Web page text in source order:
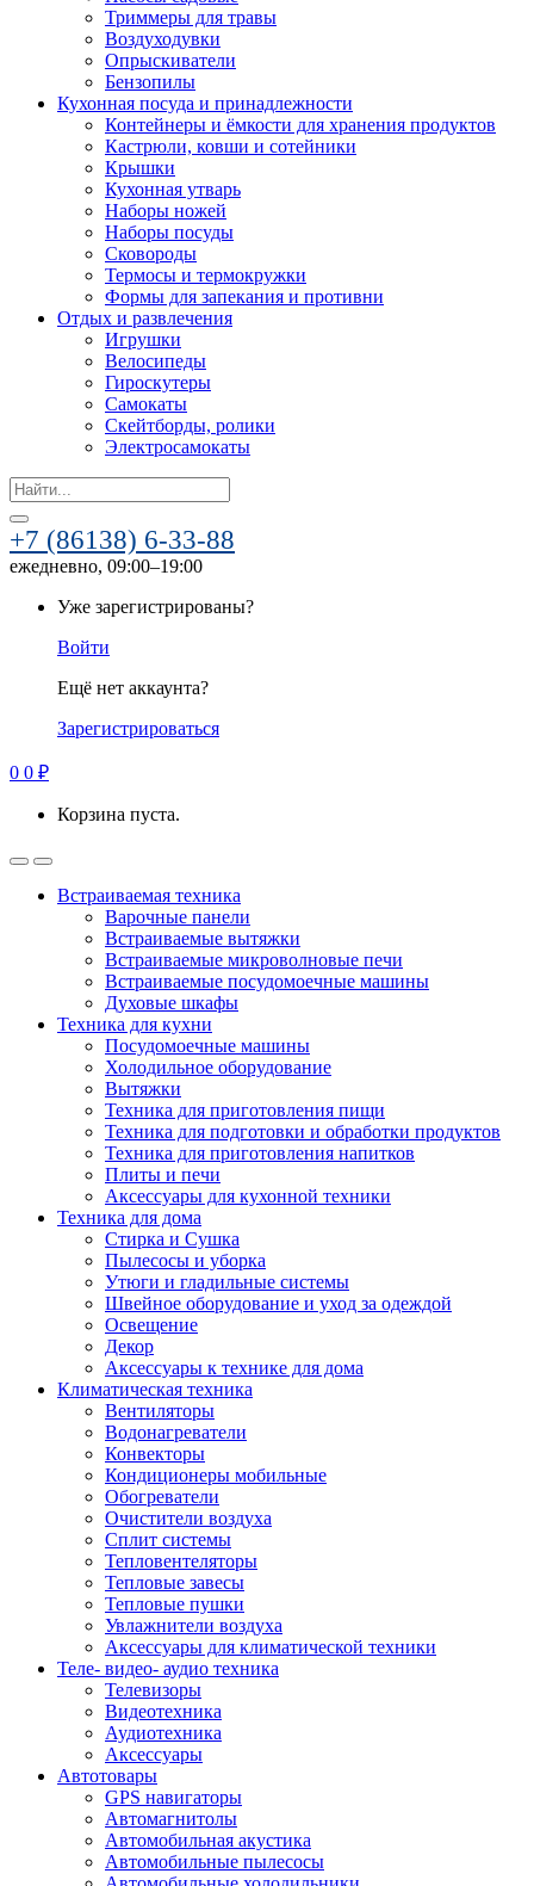
Триммеры для травы
Воздуходувки
Опрыскиватели
Бензопилы
Кухонная посуда и принадлежности
Контейнеры и ёмкости для хранения продуктов
Кастрюли, ковши и сотейники
Крышки
Кухонная утварь
Наборы ножей
Наборы посуды
Сковороды
Термосы и термокружки
Формы для запекания и противни
Отдых и развлечения
Игрушки
Велосипеды
Гироскутеры
Самокаты
Скейтборды, ролики
Электросамокаты
Search
for:
+7 (86138) 6-33-88
ежедневно, 09:00–19:00
Уже зарегистрированы?
Войти
Ещё нет аккаунта?
Зарегистрироваться
0 0 ₽
Корзина пуста.
Встраиваемая техника
Варочные панели
Встраиваемые вытяжки
Встраиваемые микроволновые печи
Встраиваемые посудомоечные машины
Духовые шкафы
Техника для кухни
Посудомоечные машины
Холодильное оборудование
Вытяжки
Техника для приготовления пищи
Техника для подготовки и обработки продуктов
Техника для приготовления напитков
Плиты и печи
Аксессуары для кухонной техники
Техника для дома
Стирка и Сушка
Пылесосы и уборка
Утюги и гладильные системы
Швейное оборудование и уход за одеждой
Освещение
Декор
Аксессуары к технике для дома
Климатическая техника
Вентиляторы
Водонагреватели
Конвекторы
Кондиционеры мобильные
Обогреватели
Очистители воздуха
Сплит системы
Тепловентеляторы
Тепловые завесы
Тепловые пушки
Увлажнители воздуха
Аксессуары для климатической техники
Теле- видео- аудио техника
Телевизоры
Видеотехника
Аудиотехника
Аксессуары
Автотовары
GPS навигаторы
Автомагнитолы
Автомобильная акустика
Автомобильные пылесосы